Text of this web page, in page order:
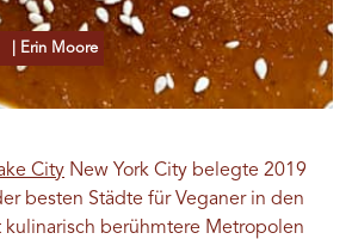
| Erin Moore
City New York City belegte 2019
besten Städte für Veganer in den
kulinarisch berühmtere Metropolen